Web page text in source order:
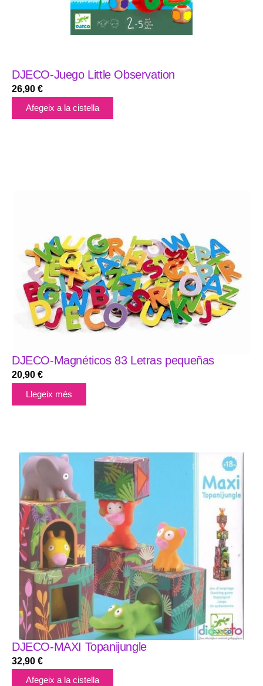
DJECO-Juego Little Observation
26,90 €
Afegeix a la cistella
DJECO-Magnéticos 83 Letras pequeñas
20,90 €
Llegeix més
DJECO-MAXI Topanijungle
32,90 €
Afegeix a la cistella